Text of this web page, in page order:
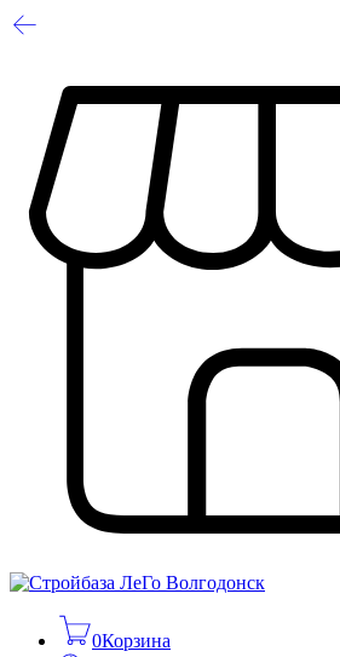
0Корзина